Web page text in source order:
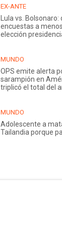
EX-ANTE
Lula vs.
encuestas a
elección
MUNDO
OPS emite alerta
sarampión en
triplicó el total del
MUNDO
Adolescente a
Tailandia porque